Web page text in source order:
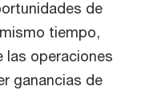
de
tiempo,
operaciones
ganancias de